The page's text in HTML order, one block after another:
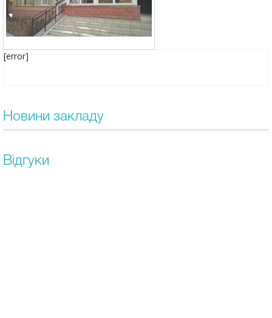
[error]
Новини закладу
Відгуки